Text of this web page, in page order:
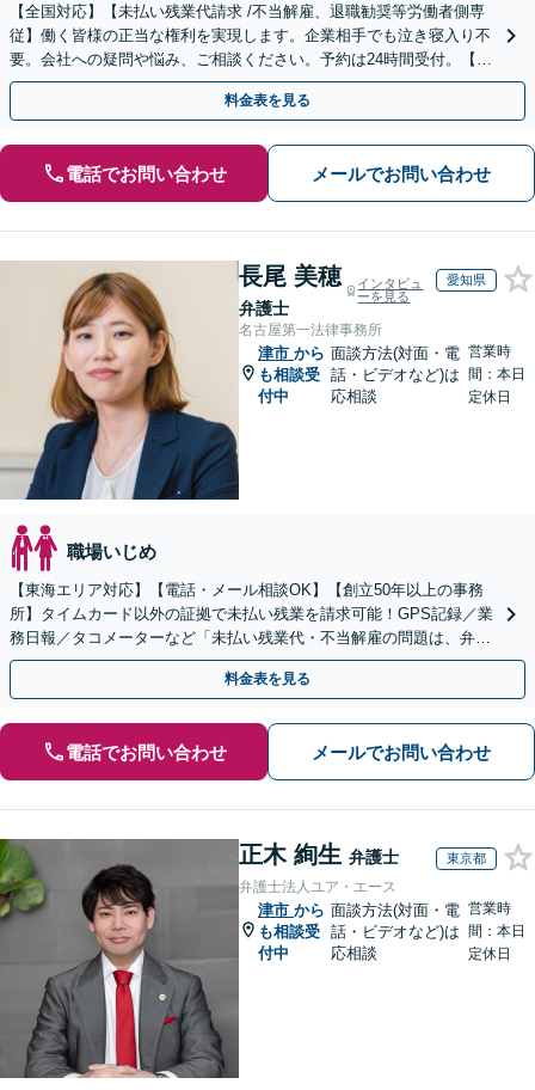
【全国対応】【未払い残業代請求 /不当解雇、退職勧奨等労働者側専
従】働く皆様の正当な権利を実現します。企業相手でも泣き寝入り不
要。会社への疑問や悩み、ご相談ください。予約は24時間受付。【初
回面談無料】【夜間・休日対応可】
料金表を見る
電話でお問い合わせ メールでお問い合わせ
長尾 美穂
弁護士
インタビュ
ーを見る
愛知県
名古屋第一法律事務所
津市 から
も相談受
付中
面談方法(対面・電
話・ビデオなど)は
応相談
営業時
間：本日
定休日
職場いじめ
【東海エリア対応】【電話・メール相談OK】【創立50年以上の事務
所】タイムカード以外の証拠で未払い残業を請求可能！GPS記録／業
務日報／タコメーターなど「未払い残業代・不当解雇の問題は、弁護
士に相談して適切に対処しましょう」【初回相談無料】
料金表を見る
電話でお問い合わせ メールでお問い合わせ
正木 絢生 弁護士 東京都
弁護士法人ユア・エース
津市 から
も相談受
付中
面談方法(対面・電
話・ビデオなど)は
応相談
営業時
間：本日
定休日